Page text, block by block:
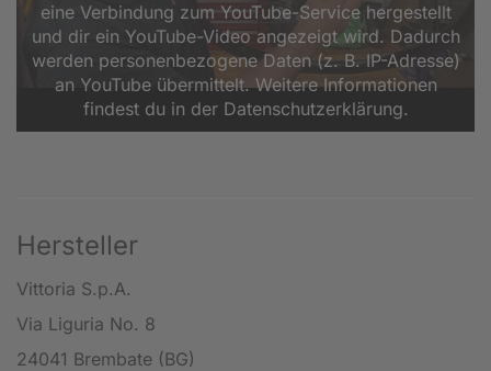
eine Verbindung zum YouTube-Service hergestellt
und dir ein YouTube-Video angezeigt wird. Dadurch
werden personenbezogene Daten (z. B. IP-Adresse)
an YouTube übermittelt. Weitere Informationen
findest du in der Datenschutzerklärung.
Hersteller
Vittoria S.p.A.
Via Liguria No. 8
24041 Brembate (BG)